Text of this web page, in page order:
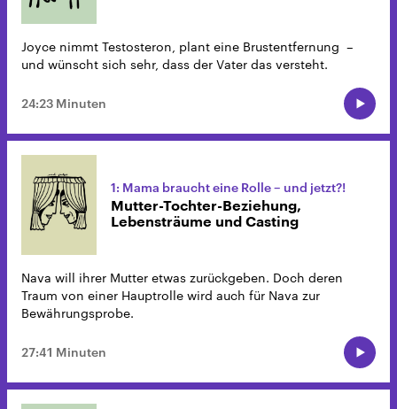
Joyce nimmt Testosteron, plant eine Brustentfernung –
und wünscht sich sehr, dass der Vater das versteht.
24:23 Minuten
1: Mama braucht eine Rolle – und jetzt?!
Mutter-Tochter-Beziehung,
Lebensträume und Casting
Nava will ihrer Mutter etwas zurückgeben. Doch deren
Traum von einer Hauptrolle wird auch für Nava zur
Bewährungsprobe.
27:41 Minuten